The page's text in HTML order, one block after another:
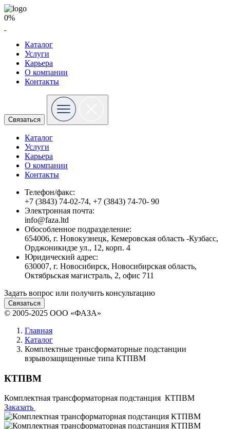
0%
Каталог
Услуги
Карьера
О компании
Контакты
Связаться
Каталог
Услуги
Карьера
О компании
Контакты
Телефон/факс:
+7 (3843) 74-02-74, +7 (3843) 74-70- 90
Электронная почта:
info@faza.ltd
Обособленное подразделение:
654006, г. Новокузнецк, Кемеровская область -Кузбасс,
Орджоникидзе ул., 12, корп. 4
Юридический адрес:
630007, г. Новосибирск, Новосибирская область,
Октябрьская магистраль, 2, офис 711
Задать вопрос или получить консультацию
Связаться
© 2005-2025 ООО «ФАЗА»
Главная
Каталог
Комплектные трансформаторные подстанции
взрывозащищенные типа КТПВМ
КТПВМ
Комплектная трансформаторная подстанция КТПВМ
Заказать